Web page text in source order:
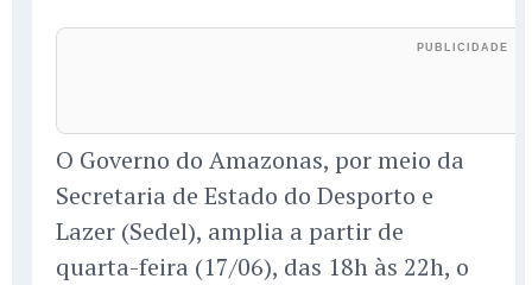
O Governo do Amazonas, por meio da
Secretaria de Estado do Desporto e
Lazer (Sedel), amplia a partir de
quarta-feira (17/06), das 18h às 22h, o